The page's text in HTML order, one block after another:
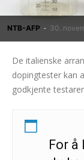
NTB-AFP - 30.
De italienske
dopingtester kan
godkjente
For å